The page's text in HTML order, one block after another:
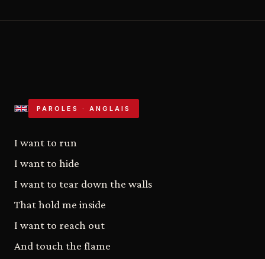
PAROLES · ANGLAIS
I want to run
I want to hide
I want to tear down the walls
That hold me inside
I want to reach out
And touch the flame